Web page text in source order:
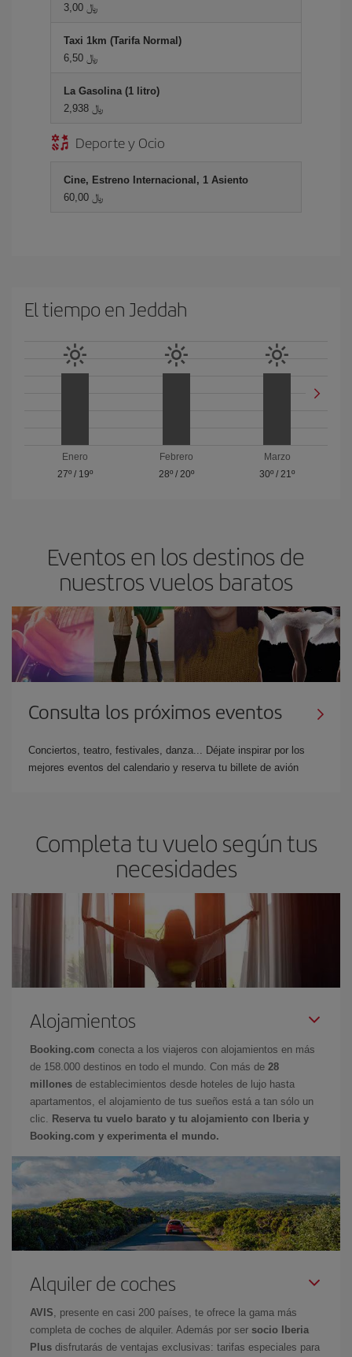
3,00 ﷼
Taxi 1km (Tarifa Normal)
6,50 ﷼
La Gasolina (1 litro)
2,938 ﷼
Deporte y Ocio
Cine, Estreno Internacional, 1 Asiento
60,00 ﷼
El tiempo en Jeddah
Enero
27º/ 19º
Febrero
28º/ 20º
Marzo
30º / 21º
Eventos en los destinos de
nuestros vuelos baratos
Consulta los próximos eventos
Conciertos, teatro, festivales, danza... Déjate inspirar por los
mejores eventos del calendario y reserva tu billete de avión
Completa tu vuelo según tus
necesidades
Alojamientos
Booking.com conecta a los viajeros con alojamientos en más
de 158.000 destinos en todo el mundo. Con más de 28
millones de establecimientos desde hoteles de lujo hasta
apartamentos, el alojamiento de tus sueños está a tan sólo un
clic.
Reserva tu vuelo barato y tu alojamiento con Iberia y
Booking.com y experimenta el mundo.
Alquiler de coches
AVIS , presente en casi 200 países, te ofrece la gama más
completa de coches de alquiler. Además por ser socio Iberia
Plus disfrutarás de ventajas exclusivas: tarifas especiales para